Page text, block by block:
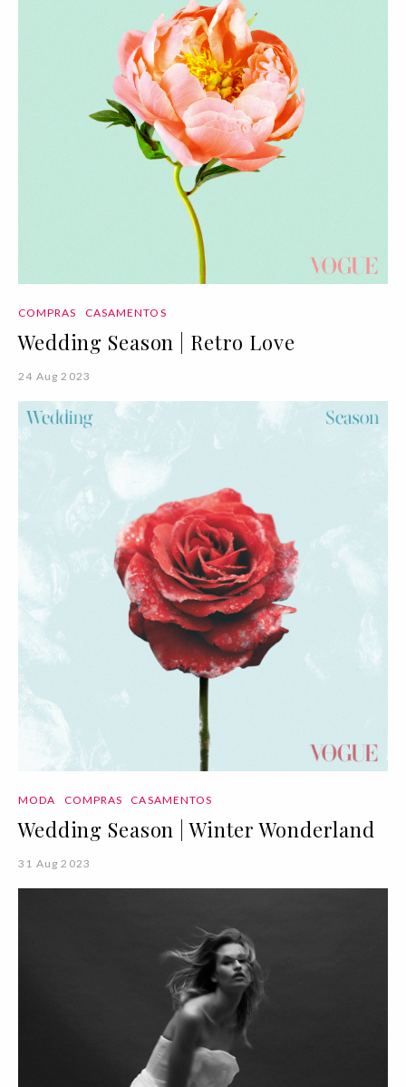
COMPRAS CASAMENTOS
Wedding Season | Retro Love
24 Aug 2023
MODA COMPRAS CASAMENTOS
Wedding Season | Winter Wonderland
31 Aug 2023